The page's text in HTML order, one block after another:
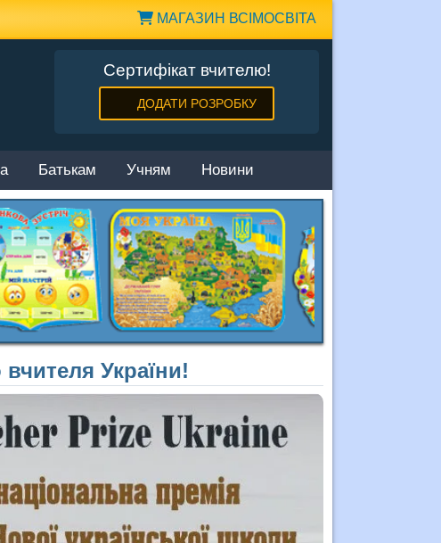
МАГАЗИН ВСІМОСВІТА
Сертифікат вчителю!
ДОДАТИ РОЗРОБКУ
Батькам Учням Новини
України!